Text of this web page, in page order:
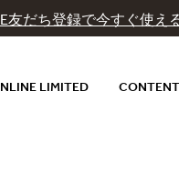
友だち登録で今すぐ使え
LIMITED